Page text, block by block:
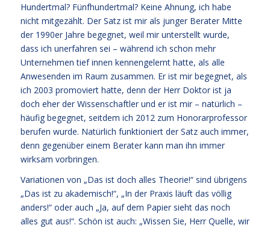
Hundertmal? Fünfhundertmal? Keine Ahnung, ich habe
nicht mitgezählt. Der Satz ist mir als junger Berater Mitte
der 1990er Jahre begegnet, weil mir unterstellt wurde,
dass ich unerfahren sei – während ich schon mehr
Unternehmen tief innen kennengelernt hatte, als alle
Anwesenden im Raum zusammen. Er ist mir begegnet, als
ich 2003 promoviert hatte, denn der Herr Doktor ist ja
doch eher der Wissenschaftler und er ist mir – natürlich –
häufig begegnet, seitdem ich 2012 zum Honorarprofessor
berufen wurde. Natürlich funktioniert der Satz auch immer,
denn gegenüber einem Berater kann man ihn immer
wirksam vorbringen.
Variationen von „Das ist doch alles Theorie!“ sind übrigens
„Das ist zu akademisch!“, „In der Praxis läuft das völlig
anders!“ oder auch „Ja, auf dem Papier sieht das noch
alles gut aus!“. Schön ist auch: „Wissen Sie, Herr Quelle, wir